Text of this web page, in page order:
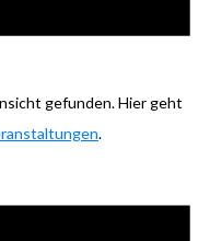
gefunden. Hier geht
.